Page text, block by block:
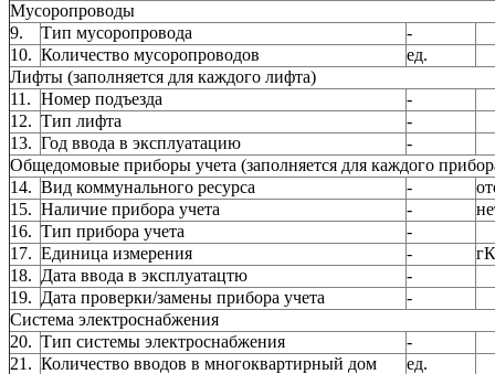
Мусоропроводы
9.
Тип мусоропровода
-
10. Количество мусоропроводов
ед.
Лифты (заполняется для каждого лифта)
11. Номер подъезда
-
12. Тип лифта
-
13. Год ввода в эксплуатацию
-
Общедомовые приборы учета (заполняется для каждого
14. Вид коммунального ресурса -
15. Наличие прибора учета -
16. Тип прибора учета
-
17. Единица измерения -
18. Дата ввода в эксплуатацтю
-
19. Дата проверки/замены прибора учета
-
Система электроснабжения
20. Тип системы электроснабжения
-
21. Количество вводов в многоквартирный дом
ед.